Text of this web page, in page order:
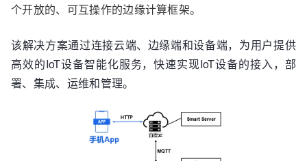
个开放的、可互操作的边缘计算框架。
该解决方案通过连接云端、边缘端和设备端，为用户提供
高效的IoT设备智能化服务，快速实现IoT设备的接入，部
署、集成、运维和管理。